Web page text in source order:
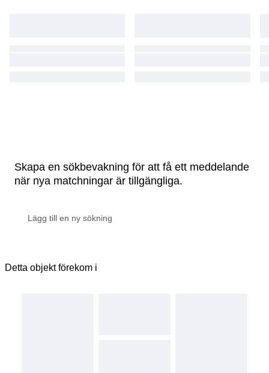
Skapa en sökbevakning för att få ett meddelande
när nya matchningar är tillgängliga.
Detta objekt förekom i